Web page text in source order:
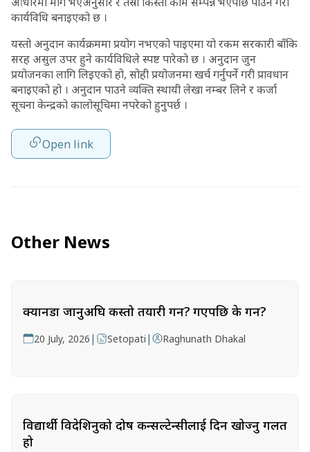
कार्यविधि बनाइएको छ ।
यस्तो अनुदान कार्यक्रममा प्रयोग नभएको पाइएमा यो रकम सरकारी बाँकि
सरह असुल उपर हुने कार्यविधिले स्पष्ट पारेको छ । अनुदान जुन
प्रयोजनका लागि लिइएको हो, सोही प्रयोजनमा खर्च गर्नुपर्ने गरी प्रावधान
बनाइएको हो । अनुदान पाउने व्यक्ति स्थायी लेखा नम्बर लिने र कर्जा
सूचना केन्द्रको कालोसूचिमा नपरेको हुनुपर्छ ।
Open link
Other News
क्यानडा जानुअघि कस्तो तयारी गर्ने? गएपछि के गर्ने?
20 July, 2026 | Setopati | Raghunath Dhakal
विद्यार्थी विदेशिनुको दोष कन्सल्टेन्सीलाई दिन खोज्नु गलत
हो